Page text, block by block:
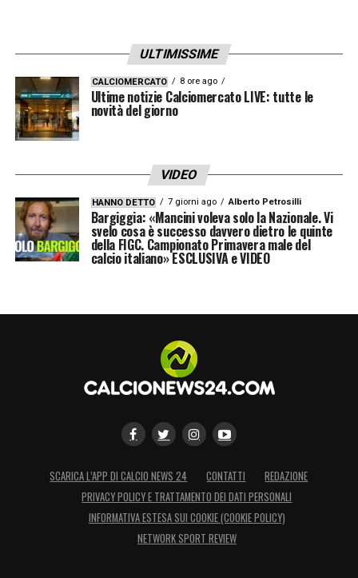
ULTIMISSIME
CALCIOMERCATO 8 ore ago
Ultime notizie Calciomercato LIVE: tutte le
novità del giorno
VIDEO
HANNO DETTO 7 giorni ago Alberto Petrosilli
Bargiggia: «Mancini voleva solo la Nazionale. Vi
svelo cosa è successo davvero dietro le quinte
della FIGC. Campionato Primavera male del
calcio italiano» ESCLUSIVA e VIDEO
SCARICA L’APP DI CALCIO NEWS 24 CONTATTI
REDAZIONE
PRIVACY POLICY E TRATTAMENTO DEI DATI PERSONALI
INFORMATIVA ESTESA SUI COOKIE (COOKIE POLICY)
NETWORK SPORT REVIEW